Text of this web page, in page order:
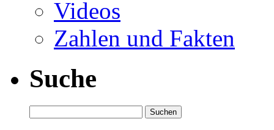
Videos
Zahlen und Fakten
Suche